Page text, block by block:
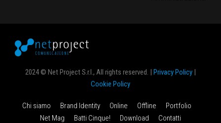
2024 © Net Project S.r.l., All rights reserved. | Privacy Policy |
Cookie Policy
Chi siamo Brand Identity Online Offline
Portfolio
Net Mag
Batti Cinque! Download Contatti